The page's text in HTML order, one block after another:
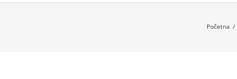
Početna /